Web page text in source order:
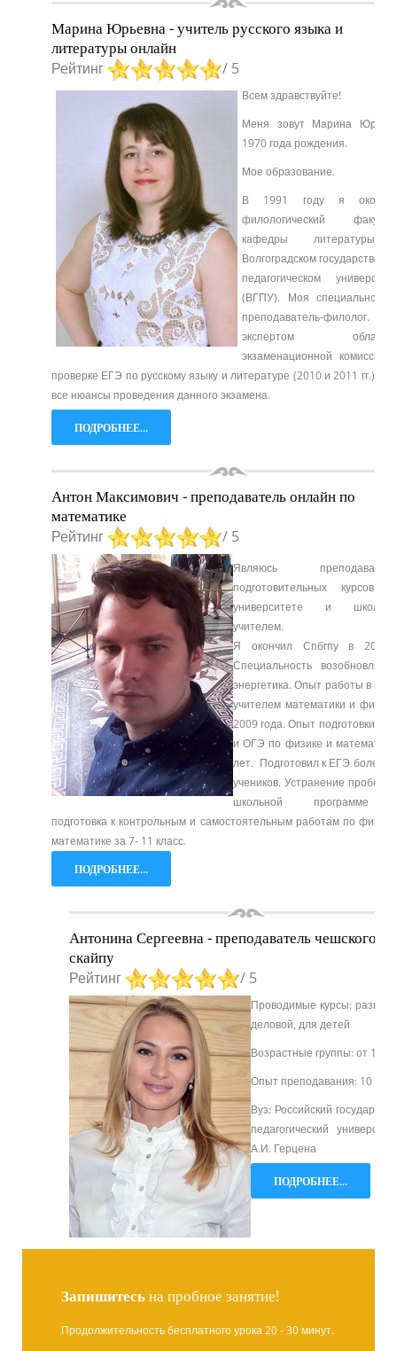
Марина Юрьевна - учитель русского языка и
литературы онлайн
Рейтинг / 5
Всем здравствуйте!
Меня зовут Марина
1970 года рождения.
Мое образование.
В 1991 году я
филологический
кафедры литературы
Волгоградском
педагогическом
(ВГПУ). Моя
преподаватель-филолог.
экспертом
экзаменационной комиссии
проверке ЕГЭ по русскому языку и литературе (2010 и 2011 гг.),
все нюансы проведения данного экзамена.
ПОДРОБНЕЕ...
Антон Максимович - преподаватель онлайн по
математике
Рейтинг / 5
Являюсь
подготовительных курсов
университете и
учителем.
Я окончил Спбгпу в 2013
Специальность
энергетика. Опыт работы в
учителем математики и
2009 года. Опыт подготовки к
и ОГЭ по физике и
лет. Подготовил к ЕГЭ более
учеников. Устранение
школьной программе
подготовка к контрольным и самостоятельным работам по
математике за 7- 11 класс.
ПОДРОБНЕЕ...
Антонина Сергеевна - преподаватель чешского по
скайпу
Рейтинг / 5
Проводимые курсы:
деловой, для детей
Возрастные группы: от 12
Опыт преподавания: 10 лет
Вуз: Российский
педагогический
А.И. Герцена
ПОДРОБНЕЕ...
Запишитесьна пробное занятие!
Продолжительность бесплатного урока 20 - 30 минут.